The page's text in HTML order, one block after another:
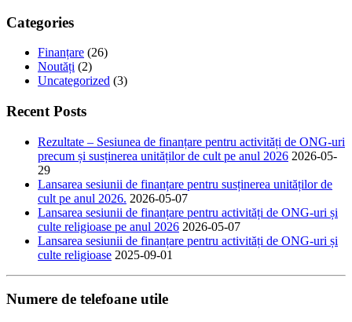
Categories
Finanțare (26)
Noutăți (2)
Uncategorized (3)
Recent Posts
Rezultate – Sesiunea de finanțare pentru activități de ONG-uri
precum și susținerea unităților de cult pe anul 2026 2026-05-
29
Lansarea sesiunii de finanțare pentru susținerea unităților de
cult pe anul 2026. 2026-05-07
Lansarea sesiunii de finanțare pentru activități de ONG-uri și
culte religioase pe anul 2026 2026-05-07
Lansarea sesiunii de finanțare pentru activități de ONG-uri și
culte religioase 2025-09-01
Numere de telefoane utile